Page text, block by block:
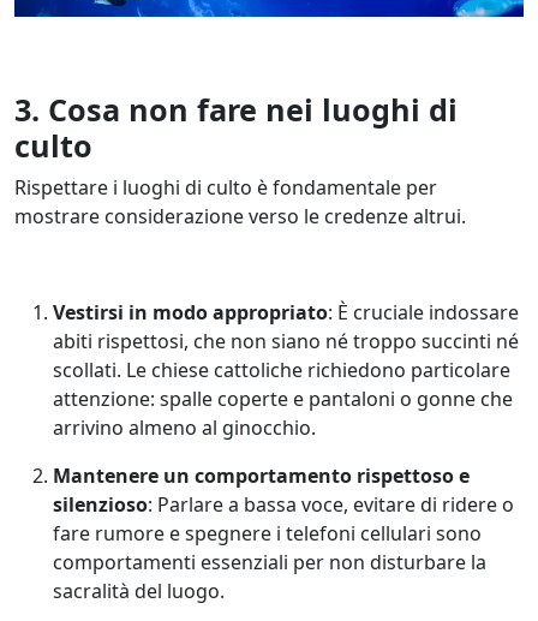
3. Cosa non fare nei luoghi di
culto
Rispettare i luoghi di culto è fondamentale per
mostrare considerazione verso le credenze altrui.
Vestirsi in modo appropriato: È cruciale indossare
abiti rispettosi, che non siano né troppo succinti né
scollati. Le chiese cattoliche richiedono particolare
attenzione: spalle coperte e pantaloni o gonne che
arrivino almeno al ginocchio.
Mantenere un comportamento rispettoso e
silenzioso: Parlare a bassa voce, evitare di ridere o
fare rumore e spegnere i telefoni cellulari sono
comportamenti essenziali per non disturbare la
sacralità del luogo.